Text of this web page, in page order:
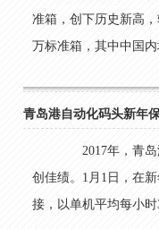
准箱，创下历史新高
万标准箱，其中中国
青岛港自动化码头新年
2017年，青岛
创佳绩。1月1日，在
接，以单机平均每小